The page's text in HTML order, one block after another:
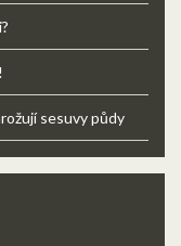
sesuvy půdy